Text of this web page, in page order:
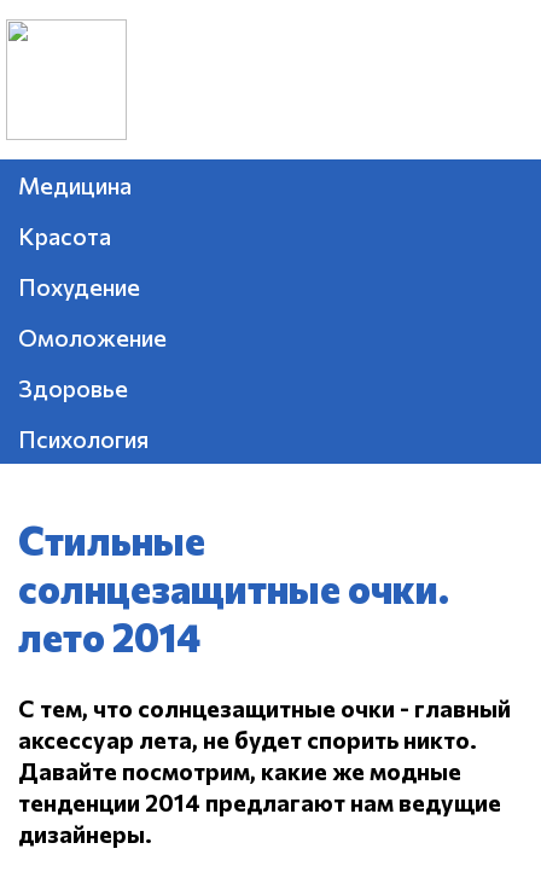
Медицина
Красота
Похудение
Омоложение
Здоровье
Психология
Стильные
солнцезащитные очки.
лето 2014
С тем, что солнцезащитные очки - главный
аксессуар лета, не будет спорить никто.
Давайте посмотрим, какие же модные
тенденции 2014 предлагают нам ведущие
дизайнеры.